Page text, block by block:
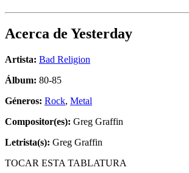
Acerca de Yesterday
Artista: Bad Religion
Álbum: 80-85
Géneros: Rock, Metal
Compositor(es): Greg Graffin
Letrista(s): Greg Graffin
TOCAR ESTA TABLATURA